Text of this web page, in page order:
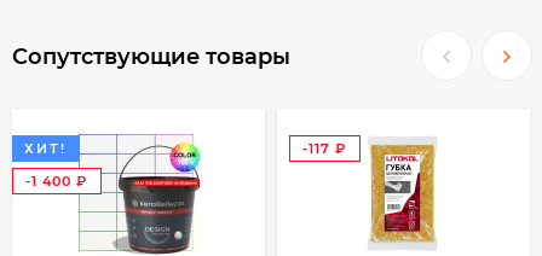
Сопутствующие товары
ХИТ!
-1 400
-117